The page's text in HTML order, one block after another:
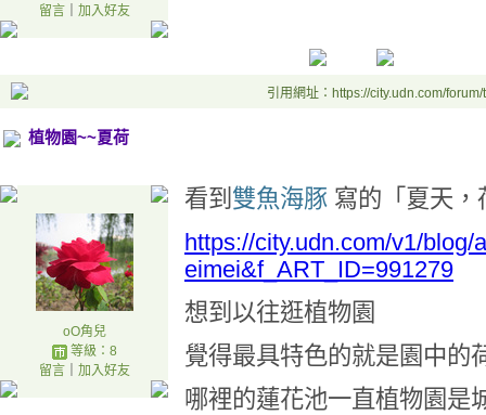
留言｜ 加入好友
引用網址：https://city.udn.com/
植物園~~夏荷
oO角兒
等級：8
留言｜ 加入好友
看到 雙魚海豚 寫的「夏天，
https://city.udn.com/v1/
eimei&f_ART_ID=991279
想到以往逛植物園
覺得最具特色的就是園中的
哪裡的蓮花池一直植物園是